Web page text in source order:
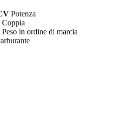
Potenza
Coppia
Peso in ordine di marcia